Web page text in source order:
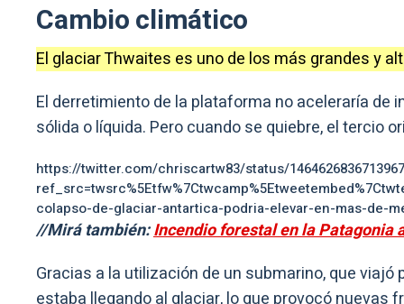
Cambio climático
El glaciar Thwaites es uno de los más grandes y
El derretimiento de la plataforma no aceleraría de
sólida o líquida. Pero cuando se quiebre, el tercio
https://twitter.com/chriscartw83/status/
colapso-de-glaciar-antartica-podria-elevar-en-mas-de-
//Mirá también:Incendio forestal en la Patagonia
Gracias a la utilización de un submarino, que